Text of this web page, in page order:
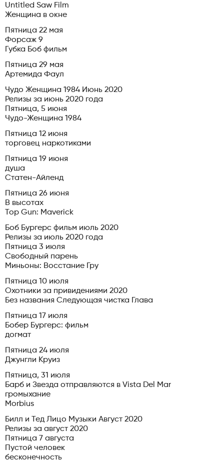
Untitled Saw Film
Женщина в окне
Пятница 22 мая
Форсаж 9
Губка Боб фильм
Пятница 29 мая
Артемида Фаул
Чудо Женщина 1984 Июнь 2020
Релизы за июнь 2020 года
Пятница, 5 июня
Чудо-Женщина 1984
Пятница 12 июня
торговец наркотиками
Пятница 19 июня
душа
Статен-Айленд
Пятница 26 июня
В высотах
Top Gun: Maverick
Боб Бургерс фильм июль 2020
Релизы за июль 2020 года
Пятница 3 июля
Свободный парень
Миньоны: Восстание Гру
Пятница 10 июля
Охотники за привидениями 2020
Без названия Следующая чистка Глава
Пятница 17 июля
Бобер Бургерс: фильм
догмат
Пятница 24 июля
Джунгли Круиз
Пятница, 31 июля
Барб и Звезда отправляются в Vista Del Mar
громыхание
Morbius
Билл и Тед Лицо Музыки Август 2020
Релизы за август 2020
Пятница 7 августа
Пустой человек
бесконечность